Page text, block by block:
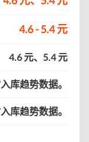
4.6 - 5.4 元
4.6 元、5.4 元
库趋势数据。
库趋势数据。